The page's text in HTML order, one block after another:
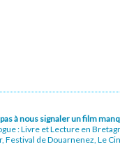
à nous signaler un film
: Livre et Lecture en
de Douarnenez, Le